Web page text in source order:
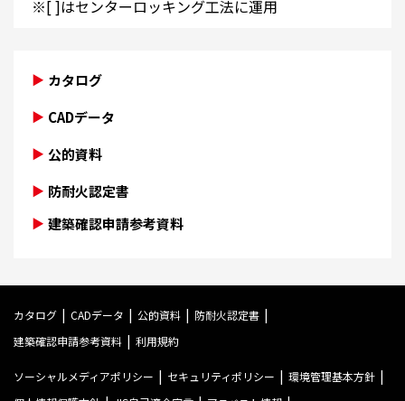
※[ ]はセンターロッキング工法に運用
カタログ
CADデータ
公的資料
防耐火認定書
建築確認申請参考資料
カタログ CADデータ 公的資料
防耐火認定書
建築確認申請参考資料
利用規約
ソーシャルメディアポリシー セキュリティポリシー
環境管理基本方針